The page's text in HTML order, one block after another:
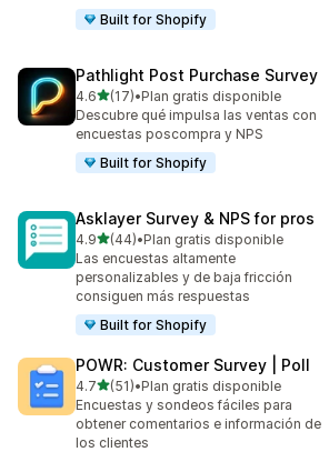
Built for Shopify
Pathlight Post Purchase Survey
4.6de 5 estrellas
(17)
17 reseñas en total
•Plan gratis disponible
Descubre qué impulsa las ventas con
encuestas poscompra y NPS
Built for Shopify
Asklayer Survey & NPS for pros
4.9de 5 estrellas
(44)
44 reseñas en total
•Plan gratis disponible
Las encuestas altamente
personalizables y de baja fricción
consiguen más respuestas
Built for Shopify
POWR: Customer Survey | Poll
4.7de 5 estrellas
(51)
51 reseñas en total
•Plan gratis disponible
Encuestas y sondeos fáciles para
obtener comentarios e información de
los clientes